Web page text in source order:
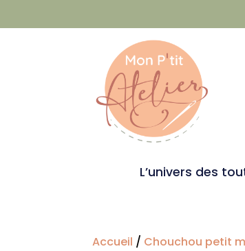
L’univers des
Accueil / Chouchou petit